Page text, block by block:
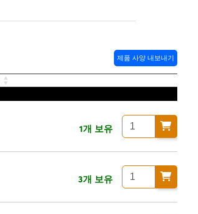
제품 사양 내보내기
1개 보유
3개 보유